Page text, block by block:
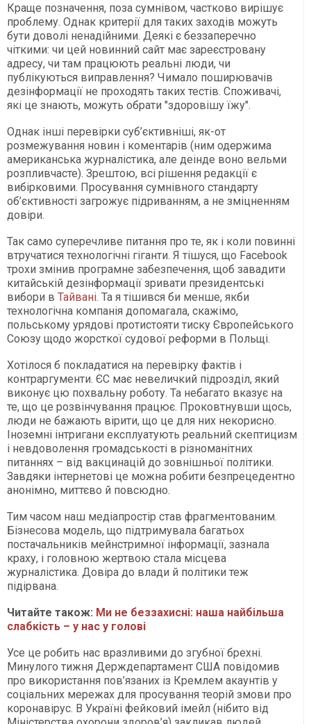
Краще позначення, поза сумнівом, частково вирішує
проблему. Однак критерії для таких заходів можуть
бути доволі ненадійними. Деякі є беззаперечно
чіткими: чи цей новинний сайт має зареєстровану
адресу, чи там працюють реальні люди, чи
публікуються виправлення? Чимало поширювачів
дезінформації не проходять таких тестів. Споживачі,
які це знають, можуть обрати "здоровішу їжу".
Однак інші перевірки суб’єктивніші, як-от
розмежування новин і коментарів (ним одержима
американська журналістика, але деінде воно вельми
розпливчасте). Зрештою, всі рішення редакції є
вибірковими. Просування сумнівного стандарту
об’єктивності загрожує підриванням, а не зміцненням
довіри.
Так само суперечливе питання про те, як і коли повинні
втручатися технологічні гіганти. Я тішуся, що Facebook
трохи змінив програмне забезпечення, щоб завадити
китайській дезінформації зривати президентські
вибори в Тайвані. Та я тішився би менше, якби
технологічна компанія допомагала, скажімо,
польському урядові протистояти тиску Європейського
Союзу щодо жорсткої судової реформи в Польщі.
Хотілося б покладатися на перевірку фактів і
контраргументи. ЄС має невеличкий підрозділ, який
виконує цю похвальну роботу. Та небагато вказує на
те, що це розвінчування працює. Проковтнувши щось,
люди не бажають вірити, що це для них некорисно.
Іноземні інтригани експлуатують реальний скептицизм
і невдоволення громадськості в різноманітних
питаннях – від вакцинацій до зовнішньої політики.
Завдяки інтернетові це можна робити безпрецедентно
анонімно, миттєво й повсюдно.
Тим часом наш медіапростір став фрагментованим.
Бізнесова модель, що підтримувала багатьох
постачальників мейнстримної інформації, зазнала
краху, і головною жертвою стала місцева
журналістика. Довіра до влади й політики теж
підірвана.
Читайте також: Ми не беззахисні: наша найбільша
слабкість – у нас у голові
Усе це робить нас вразливими до згубної брехні.
Минулого тижня Держдепартамент США повідомив
про використання пов’язаних із Кремлем акаунтів у
соціальних мережах для просування теорій змови про
коронавірус. В Україні фейковий імейл (нібито від